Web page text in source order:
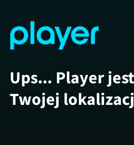
Ups... Player
Twojej